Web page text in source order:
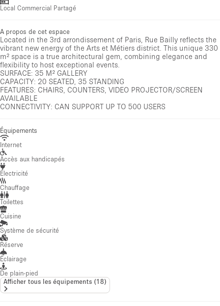
Local Commercial Partagé
A propos de cet espace
Located in the 3rd arrondissement of Paris, Rue Bailly reflects the
vibrant new energy of the Arts et Métiers district. This unique 330
m² space is a true architectural gem, combining elegance and
flexibility to host exceptional events.
SURFACE: 35 M² GALLERY
CAPACITY: 20 SEATED, 35 STANDING
FEATURES: CHAIRS, COUNTERS, VIDEO PROJECTOR/SCREEN
AVAILABLE
CONNECTIVITY: CAN SUPPORT UP TO 500 USERS
Équipements
Internet
Accès aux handicapés
Électricité
Chauffage
Toilettes
Cuisine
Système de sécurité
Réserve
Éclairage
De plain-pied
Afficher tous les équipements (18)